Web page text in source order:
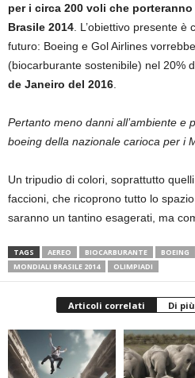
per i circa 200 voli che
Brasile 2014 . L’obiettivo presente
futuro: Boeing e Gol Airlines
(biocarburante sostenibile) nel 20%
de Janeiro del 2016
Pertanto meno danni all’ambiente e
boeing della nazionale carioca per i
Un tripudio di colori, soprattutto
faccioni, che ricoprono tutto lo
saranno un tantino esagerati, ma
TAGS AEREO BIOCARBURANTE BOEING
MONDIALI BRASILE 2014
OLIMPIADI
Articoli correlati Di